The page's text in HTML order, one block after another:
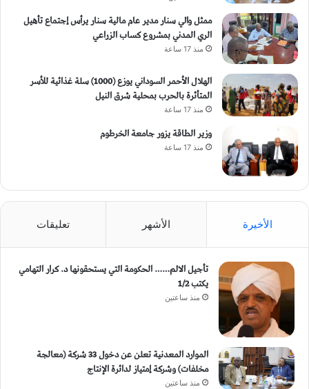
ممثل والي سنار مدير عام مالية سنار يرأس إجتماع تأهيل
الري المدني بمشروع كساب الزراعي
منذ 17 ساعة
الهلال الأحمر السوداني يوزع (1000) سلة غذائية للأسر
المتأثرة بالحرب بمحلية شرق النيل
منذ 17 ساعة
وزير الطاقة يزور جامعة الخرطوم
منذ 17 ساعة
الأخيرة الأشهر تعليقات
تأجيل الالم…… الحكومة التي يستحقونها د. كرار التهامي
يكتب 1/2
منذ ساعتين
الموارد المعدنية تعلن عن دخول 33 شركة (معالجة
مخلفات) وشركة إمتياز لدائرة الإنتاج
منذ ساعتين